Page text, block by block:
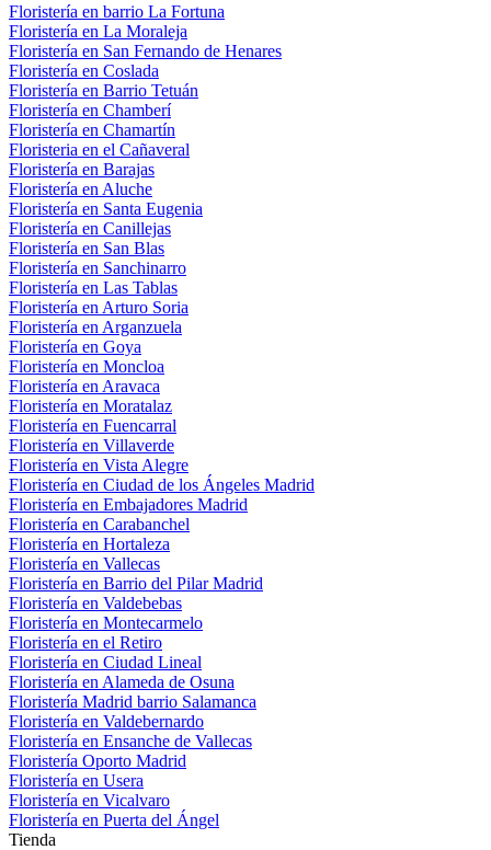
Floristería en barrio La Fortuna
Floristería en La Moraleja
Floristería en San Fernando de Henares
Floristería en Coslada
Floristería en Barrio Tetuán
Floristería en Chamberí
Floristería en Chamartín
Floristeria en el Cañaveral
Floristería en Barajas
Floristería en Aluche
Floristería en Santa Eugenia
Floristería en Canillejas
Floristería en San Blas
Floristería en Sanchinarro
Floristería en Las Tablas
Floristería en Arturo Soria
Floristería en Arganzuela
Floristería en Goya
Floristería en Moncloa
Floristería en Aravaca
Floristería en Moratalaz
Floristería en Fuencarral
Floristería en Villaverde
Floristería en Vista Alegre
Floristería en Ciudad de los Ángeles Madrid
Floristería en Embajadores Madrid
Floristería en Carabanchel
Floristería en Hortaleza
Floristería en Vallecas
Floristería en Barrio del Pilar Madrid
Floristería en Valdebebas
Floristería en Montecarmelo
Floristería en el Retiro
Floristería en Ciudad Lineal
Floristería en Alameda de Osuna
Floristería Madrid barrio Salamanca
Floristería en Valdebernardo
Floristería en Ensanche de Vallecas
Floristería Oporto Madrid
Floristería en Usera
Floristería en Vicalvaro
Floristería en Puerta del Ángel
Tienda